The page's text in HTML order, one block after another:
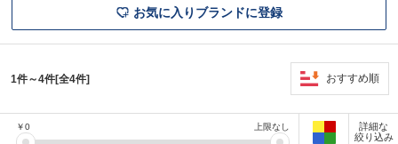
お気に入りブランドに登録
1件～4件[全4件] おすすめ順
￥0 上限なし
詳細な
絞り込み